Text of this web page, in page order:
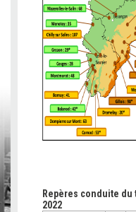
Repères conduite du
2022